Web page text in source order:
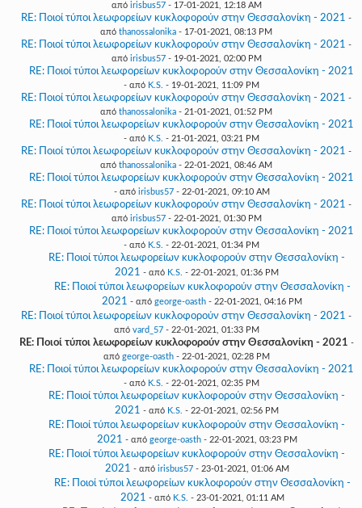
από irisbus57- 17-01-2021, 12:18 AM
RE: Ποιοί τύποι λεωφορείων κυκλοφορούν στην Θεσσαλονίκη - 2021 -
από thanossalonika - 17-01-2021, 08:13 PM
RE: Ποιοί τύποι λεωφορείων κυκλοφορούν στην Θεσσαλονίκη - 2021 -
από irisbus57- 19-01-2021, 02:00 PM
RE: Ποιοί τύποι λεωφορείων κυκλοφορούν στην Θεσσαλονίκη - 2021
- από K.S. - 19-01-2021, 11:09 PM
RE: Ποιοί τύποι λεωφορείων κυκλοφορούν στην Θεσσαλονίκη - 2021 -
από thanossalonika - 21-01-2021, 01:52 PM
RE: Ποιοί τύποι λεωφορείων κυκλοφορούν στην Θεσσαλονίκη - 2021
- από K.S. - 21-01-2021, 03:21 PM
RE: Ποιοί τύποι λεωφορείων κυκλοφορούν στην Θεσσαλονίκη - 2021 -
από thanossalonika - 22-01-2021, 08:46 AM
RE: Ποιοί τύποι λεωφορείων κυκλοφορούν στην Θεσσαλονίκη - 2021
- από irisbus57- 22-01-2021, 09:10 AM
RE: Ποιοί τύποι λεωφορείων κυκλοφορούν στην Θεσσαλονίκη - 2021 -
από irisbus57- 22-01-2021, 01:30 PM
RE: Ποιοί τύποι λεωφορείων κυκλοφορούν στην Θεσσαλονίκη - 2021
- από K.S. - 22-01-2021, 01:34 PM
RE: Ποιοί τύποι λεωφορείων κυκλοφορούν στην Θεσσαλονίκη -
2021 - από K.S. - 22-01-2021, 01:36 PM
RE: Ποιοί τύποι λεωφορείων κυκλοφορούν στην Θεσσαλονίκη -
2021 - από george-oasth - 22-01-2021, 04:16 PM
RE: Ποιοί τύποι λεωφορείων κυκλοφορούν στην Θεσσαλονίκη - 2021 -
από vard_57- 22-01-2021, 01:33 PM
RE: Ποιοί τύποι λεωφορείων κυκλοφορούν στην Θεσσαλονίκη - 2021 -
από george-oasth- 22-01-2021, 02:28 PM
RE: Ποιοί τύποι λεωφορείων κυκλοφορούν στην Θεσσαλονίκη - 2021
- από K.S. - 22-01-2021, 02:35 PM
RE: Ποιοί τύποι λεωφορείων κυκλοφορούν στην Θεσσαλονίκη -
2021 - από K.S. - 22-01-2021, 02:56 PM
RE: Ποιοί τύποι λεωφορείων κυκλοφορούν στην Θεσσαλονίκη -
2021 - από george-oasth- 22-01-2021, 03:23 PM
RE: Ποιοί τύποι λεωφορείων κυκλοφορούν στην Θεσσαλονίκη -
2021 - από irisbus57- 23-01-2021, 01:06 AM
RE: Ποιοί τύποι λεωφορείων κυκλοφορούν στην Θεσσαλονίκη -
2021 - από K.S. - 23-01-2021, 01:11 AM